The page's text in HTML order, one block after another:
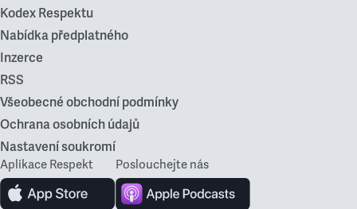
Kodex Respektu
Nabídka předplatného
Inzerce
RSS
Všeobecné obchodní podmínky
Ochrana osobních údajů
Nastavení soukromí
Aplikace Respekt Poslouchejte nás